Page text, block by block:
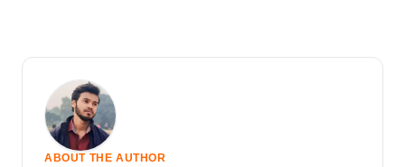
ABOUT THE AUTHOR